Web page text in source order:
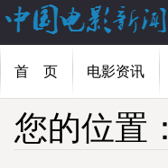
首 页 电影资讯
您的位置：